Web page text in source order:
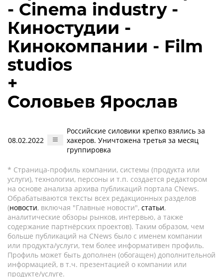
- Cinema industry -
Киностудии -
Кинокомпании - Film
studios
+
Соловьев Ярослав
08.02.2022
Российские силовики крепко взялись за
хакеров. Уничтожена третья за месяц
группировка
* Страница-профиль компании, системы (продукта или
услуги), технологии, персоны и т.п. создается редактором
на основе анализа архива публикаций портала CNews.
Обрабатываются тексты всех редакционных разделов
(новости, включая "Главные новости", статьи,
аналитические обзоры рынков, интервью, а также
содержание партнёрских проектов). Таким образом, чем
больше публикаций на CNews было с именем компании
или продукта/услуги, тем более информативен профиль.
Профиль может быть дополнен (обогащен) дополнительной
информацией, в т.ч. презентацией о компании или
продукте/услуге.